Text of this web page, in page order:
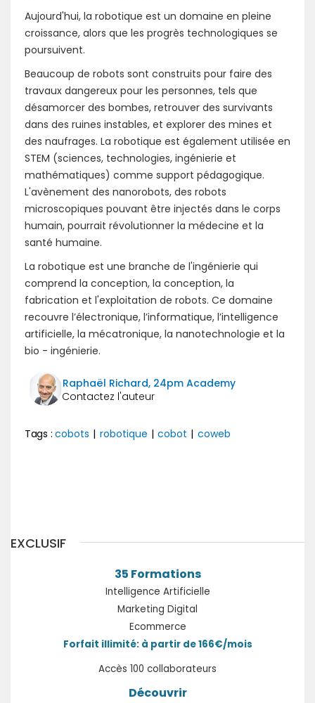
Aujourd'hui, la robotique est un domaine en pleine
croissance, alors que les progrès technologiques se
poursuivent.
Beaucoup de robots sont construits pour faire des
travaux dangereux pour les personnes, tels que
désamorcer des bombes, retrouver des survivants
dans des ruines instables, et explorer des mines et
des naufrages. La robotique est également utilisée en
STEM (sciences, technologies, ingénierie et
mathématiques) comme support pédagogique.
L'avènement des nanorobots, des robots
microscopiques pouvant être injectés dans le corps
humain, pourrait révolutionner la médecine et la
santé humaine.
La robotique est une branche de l'ingénierie qui
comprend la conception, la conception, la
fabrication et l'exploitation de robots. Ce domaine
recouvre l’électronique, l’informatique, l’intelligence
artificielle, la mécatronique, la nanotechnologie et la
bio - ingénierie.
Raphaël Richard, 24pm Academy
Tags : cobots | robotique | cobot | coweb
EXCLUSIF
35 Formations
Intelligence Artificielle
Marketing Digital
Ecommerce
Forfait illimité: à partir de 166€/mois
Accès 100 collaborateurs
Découvrir